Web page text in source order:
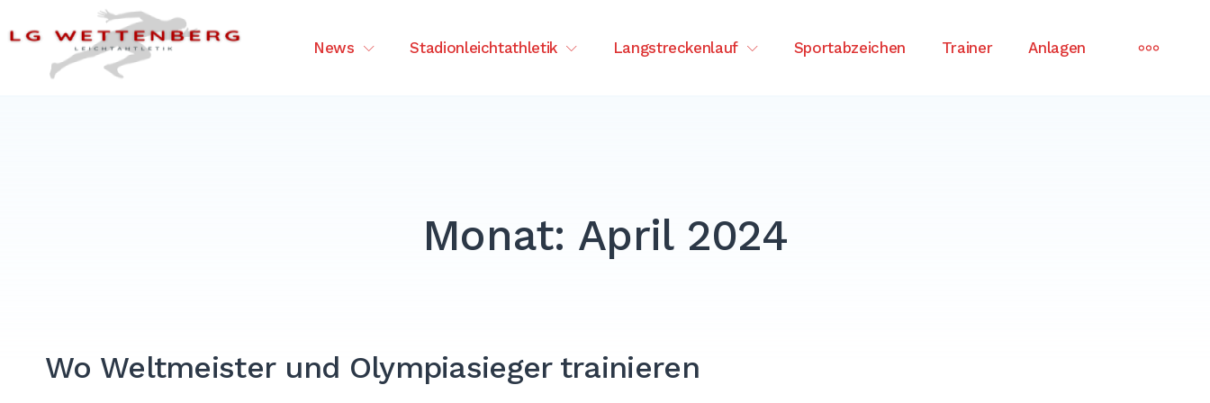
to
content
LG Wettenberg – Sport in Wettenberg
News Stadionleichtathletik Langstreckenlauf Sportabzeichen Trainer Anlagen MORE
Monat: April 2024
Wo Weltmeister und Olympiasieger trainieren